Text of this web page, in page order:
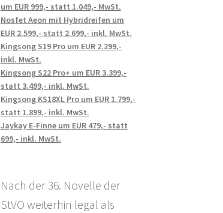
um EUR 999,- statt 1.049,- MwSt.
Nosfet Aeon mit Hybridreifen um
EUR 2.599,- statt 2.699,- inkl. MwSt.
Kingsong S19 Pro um EUR 2.299,-
inkl. MwSt.
Kingsong S22 Pro+ um EUR 3.399,-
statt 3.499,- inkl. MwSt.
Kingsong KS18XL Pro um EUR 1.799,-
statt 1.899,- inkl. MwSt.
Jaykay E-Finne um EUR 479,- statt
699,- inkl. MwSt.
Nach der 36. Novelle der
StVO weiterhin legal als